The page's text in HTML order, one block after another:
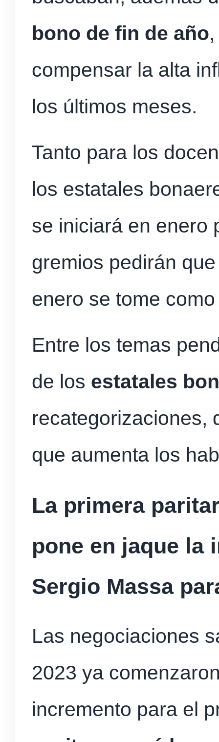
bono de fin de año
compensar la alta
los últimos meses.
Tanto para los
los estatales
se iniciará en enero
gremios pedirán
enero se tome
Entre los temas
de los estatales
recategorizaciones,
que aumenta los
La primera
pone en jaque la
Sergio Massa
Las negociaciones
2023 ya
incremento para el